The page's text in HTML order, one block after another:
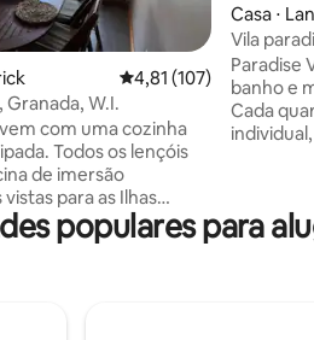
5, 15 avaliações4,81 de uma avaliação
4,81 (107)
Granada, W.I.
com uma cozinha
Todos os lençóis
de imersão
para as Ilhas
minutos para a cidade
todas as suas
Casa ⋅
Vila
Paradise
banho e
Cada
dedicado
oferece
populares para